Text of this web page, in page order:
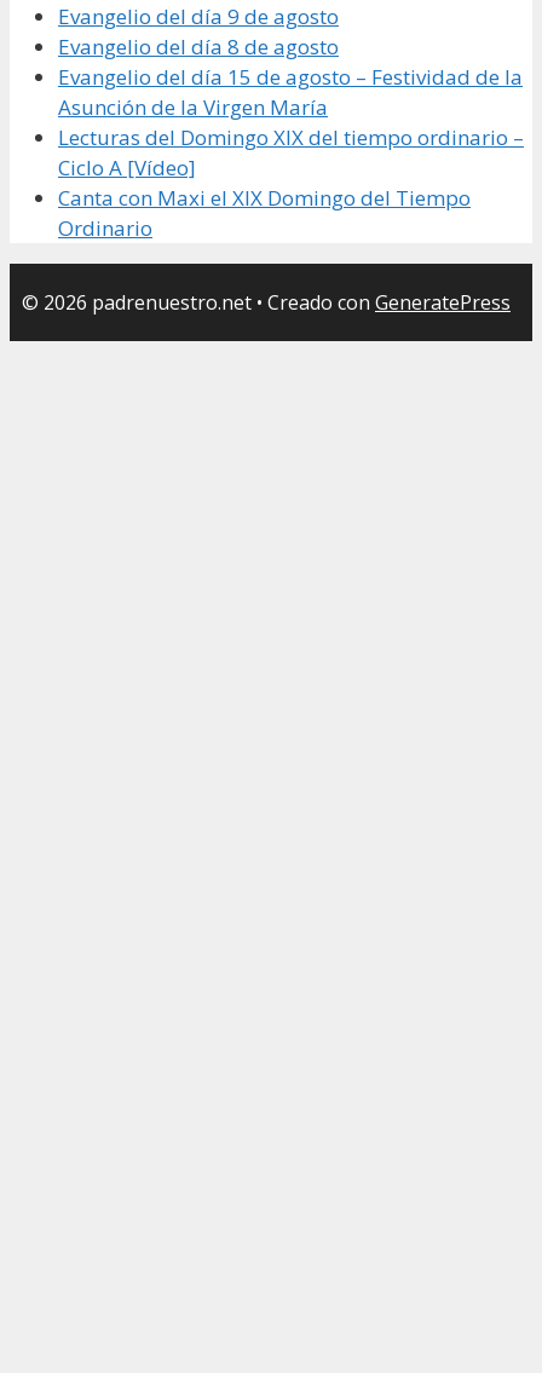
Evangelio del día 9 de agosto
Evangelio del día 8 de agosto
Evangelio del día 15 de agosto – Festividad de la
Asunción de la Virgen María
Lecturas del Domingo XIX del tiempo ordinario –
Ciclo A [Vídeo]
Canta con Maxi el XIX Domingo del Tiempo
Ordinario
© 2026 padrenuestro.net • Creado con GeneratePress